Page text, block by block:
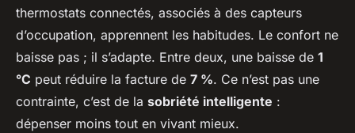
thermostats connectés, associés à des capteurs
d’occupation, apprennent les habitudes. Le confort ne
baisse pas ; il s’adapte. Entre deux, une baisse de 1
°C peut réduire la facture de 7 %. Ce n’est pas une
contrainte, c’est de la sobriété intelligente :
dépenser moins tout en vivant mieux.